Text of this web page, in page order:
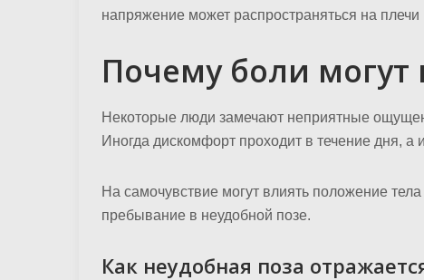
напряжение может распространяться на
Почему боли могут
Некоторые люди замечают неприятные
Иногда дискомфорт проходит в течение дня, а
На самочувствие могут влиять положение
пребывание в неудобной позе.
Как неудобная поза